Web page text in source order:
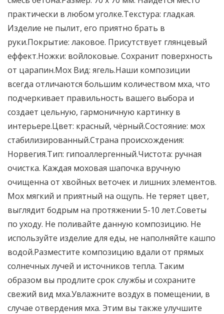
практически в любом уголке.Текстура: гладкая.
Изделие не пылит, его приятно брать в
руки.Покрытие: лаковое. Присутствует глянцевый
еффект.Ножки: войлоковые. Сохранит поверхность
от царапин.Мох Вид: ягель.Наши композиции
всегда отличаются большим количеством мха, что
подчеркивает правильность вашего выбора и
создает цельную, гармоничную картинку в
интерьере.Цвет: красный, чёрный.Состояние: мох
стабилизированный.Страна происхождения:
Норвегия.Тип: гипоаллергенный.Чистота: ручная
очистка. Каждая моховая шапочка вручную
очищенна от хвойных веточек и лишних элементов.
Мох мягкий и приятный на ощупь. Не теряет цвет,
выглядит бодрым на протяжении 5-10 лет.Советы
по уходу. Не поливайте данную композицию. Не
используйте изделие для еды, не наполняйте кашпо
водой.Разместите композицию вдали от прямых
солнечных лучей и источников тепла. Таким
образом вы продлите срок службы и сохраните
свежий вид мха.Увлажните воздух в помещении, в
случае отвердения мха. Этим вы также улучшите